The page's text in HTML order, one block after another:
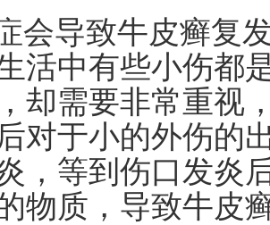
会导致牛皮癣复
活中有些小伤都
却需要非常重视
对于小的外伤的
，等到伤口发炎
物质，导致牛皮